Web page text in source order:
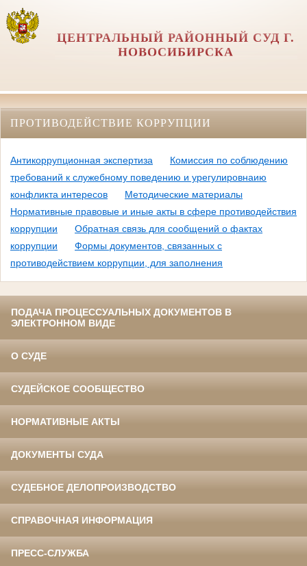
ЦЕНТРАЛЬНЫЙ РАЙОННЫЙ СУД Г.
НОВОСИБИРСКА
ПРОТИВОДЕЙСТВИЕ КОРРУПЦИИ
Антикоррупционная экспертиза
Комиссия по соблюдению
требований к служебному поведению и урегулировнаию
конфликта интересов
Методические материалы
Нормативные правовые и иные акты в сфере противодействия
коррупции
Обратная связь для сообщений о фактах
коррупции
Формы документов, связанных с
противодействием коррупции, для заполнения
ПОДАЧА ПРОЦЕССУАЛЬНЫХ ДОКУМЕНТОВ В
ЭЛЕКТРОННОМ ВИДЕ
О СУДЕ
СУДЕЙСКОЕ СООБЩЕСТВО
НОРМАТИВНЫЕ АКТЫ
ДОКУМЕНТЫ СУДА
СУДЕБНОЕ ДЕЛОПРОИЗВОДСТВО
СПРАВОЧНАЯ ИНФОРМАЦИЯ
ПРЕСС-СЛУЖБА